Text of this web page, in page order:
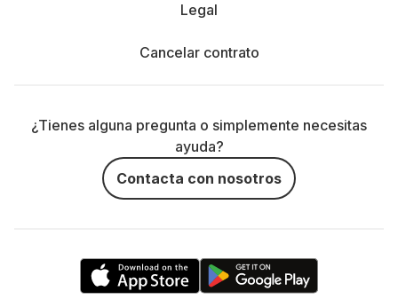
Legal
Cancelar contrato
¿Tienes alguna pregunta o simplemente necesitas
ayuda?
Contacta con nosotros